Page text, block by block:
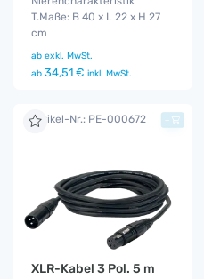
T.Maße: B 40 x L 22 x H 27
cm
ab exkl. MwSt.
ab 34,51 € inkl. MwSt.
Artikel-Nr.: PE-000672
XLR-Kabel 3 Pol. 5 m
+